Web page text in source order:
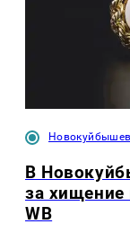
В
за хищение
WB